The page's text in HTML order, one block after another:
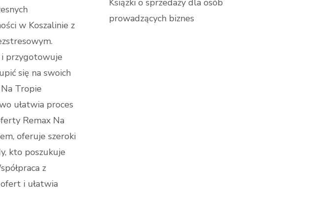
w Koszalinie z
i przygotowuje
się na swoich
Tropie
ułatwia proces
Remax Na
oferuje szeroki
kto poszukuje
z
i ułatwia
Książki o sprzedaży dla osób
prowadzących biznes